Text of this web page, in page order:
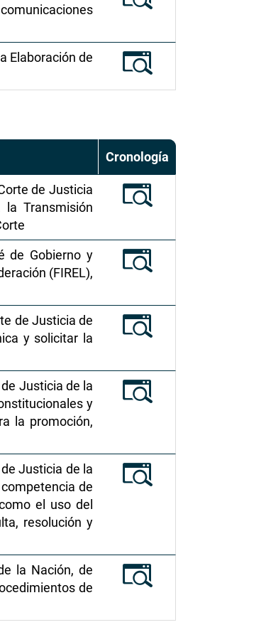
Elaboración de
Cronología
de Justicia
Transmisión
de Gobierno y
(FIREL),
de Justicia de
y solicitar la
Justicia de la
y
la promoción,
Justicia de la
de
el uso del
resolución y
la Nación, de
de